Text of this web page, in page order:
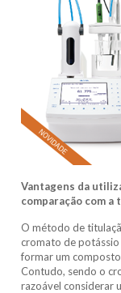
Vantagens da
comparação com a
O método de
cromato de
formar um
Contudo, sendo o
razoável considerar